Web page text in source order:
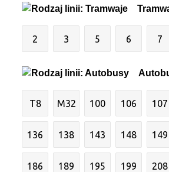
2 3 5 6 7
T8 M32 100 106 107
136 138 143 148 149
186 189 195 199 208